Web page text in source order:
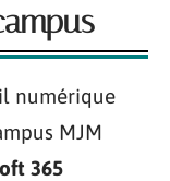
numérique
MJM
365